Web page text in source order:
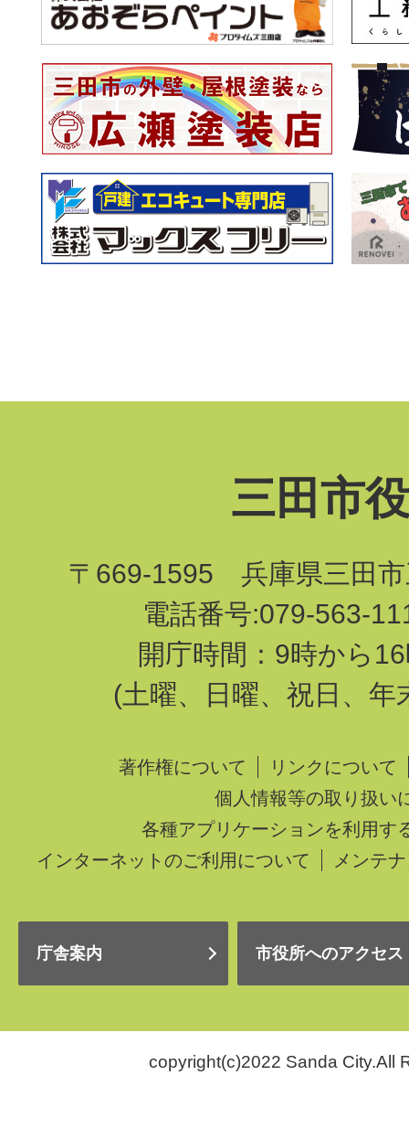
三田市
〒669-1595 兵庫県三田市
電話番号:079-563-
開庁時間：9時から
(土曜、日曜、祝日、年
著作権について
リンクについて
個人情報等の取り扱い
各種アプリケーションを利用す
インターネットのご利用について
メンテ
庁舎案内 市役所へのアクセス
copyright(c)2022 Sanda City.All